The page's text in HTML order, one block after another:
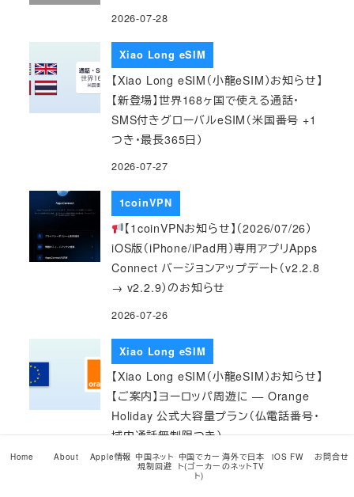
2026-07-28
Xiao Long eSIM
【Xiao Long eSIM（小龍eSIM）お知らせ】
【新登場】世界168ヶ国で使える通話・
SMS付きグローバルeSIM（米国番号 +1
つき・最長365日）
2026-07-27
1coinVPN
【1coinVPNお知らせ】（2026/07/26）
iOS版（iPhone/iPad用）専用アプリApps
Connect バージョンアップデート（v2.2.8
→ v2.2.9）のお知らせ
2026-07-26
Xiao Long eSIM
【Xiao Long eSIM（小龍eSIM）お知らせ】
【ご案内】ヨーロッパ周遊に — Orange
Holiday 公式大容量プラン（仏電話番号・
域内通話無制限つき）
2026-07-26
Home About Apple情報 中国ネット
規制回避
中国でカー
ト(ゴーカー
ト)
海外で日本
のネットTV
iOS FW お問合せ